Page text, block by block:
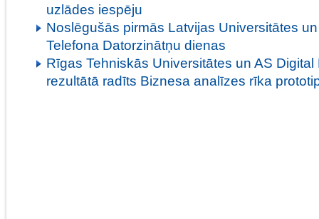
uzlādes iespēju
Noslēgušās pirmās Latvijas Universitātes
Telefona Datorzinātņu dienas
Rīgas Tehniskās Universitātes un AS
rezultātā radīts Biznesa analīzes rīka